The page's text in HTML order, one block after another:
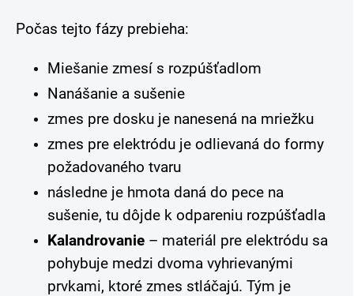
Počas tejto fázy prebieha:
Miešanie zmesí s rozpúšťadlom
Nanášanie a sušenie
zmes pre dosku je nanesená na mriežku
zmes pre elektródu je odlievaná do formy
požadovaného tvaru
následne je hmota daná do pece na
sušenie, tu dôjde k odpareniu rozpúšťadla
Kalandrovanie – materiál pre elektródu sa
pohybuje medzi dvoma vyhrievanými
prvkami, ktoré zmes stláčajú. Tým je